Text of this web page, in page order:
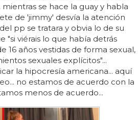
mientras se hace la guay y habla
de 'jimmy' desvía la atención
pp se tratara y obvia lo de su
"si viérais lo que había detrás
16 años vestidas de forma sexual,
sexuales explícitos"...
la hipocresía americana... aquí
no estamos de acuerdo con la
menos de acuerdo...